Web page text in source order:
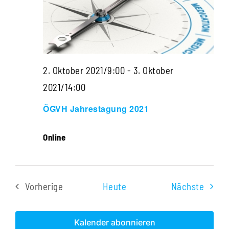
ÖGVH Jahrestagung 2021
2. Oktober 2021/9:00 - 3. Oktober
2021/14:00
Online
Vorherige
Heute Nächste
Kalender abonnieren